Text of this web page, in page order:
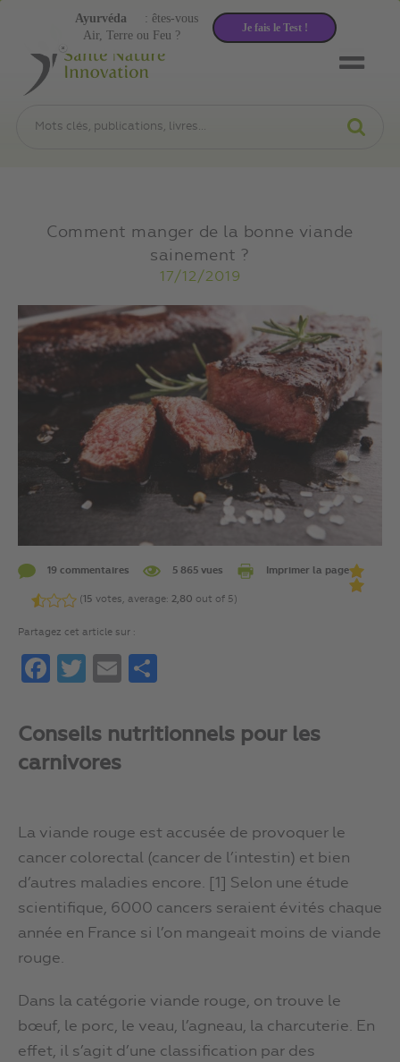
Comment manger de la bonne viande
sainement ?
17/12/2019
19 commentaires 5 865 vues Imprimer la page
(15 votes, average: 2,80 out of 5)
Partagez cet article sur :
FacebookTwitterEmail
Conseils nutritionnels pour les
carnivores
La viande rouge est accusée de provoquer le
cancer colorectal (cancer de l’intestin) et bien
d’autres maladies encore. [1] Selon une étude
scientifique, 6000 cancers seraient évités chaque
année en France si l’on mangeait moins de viande
rouge.
Dans la catégorie viande rouge, on trouve le
bœuf, le porc, le veau, l’agneau, la charcuterie. En
effet, il s’agit d’une classification par des
Air, Terre ou Feu ?
Ayurvéda : êtes-vous
Je fais le Test !